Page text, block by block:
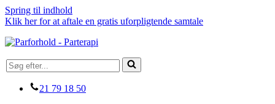
Spring til indhold
Klik her for at aftale en gratis uforpligtende samtale
Søg
efter...
21 79 18 50